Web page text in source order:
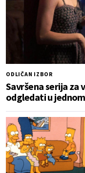
ODLIČAN IZBOR
Savršena serija za
odgledati u